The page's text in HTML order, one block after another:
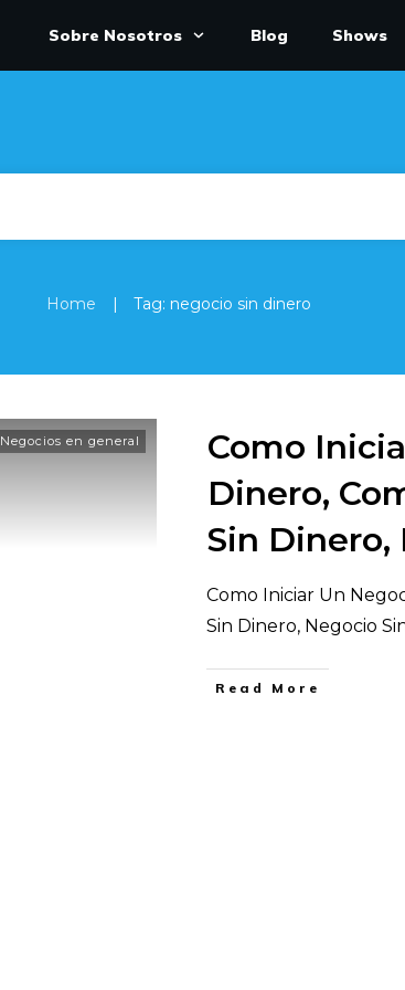
Sobre Nosotros Blog Shows
Home | Tag: negocio sin dinero
Negocios en general
Como
Dinero,
Sin Dinero,
Como Iniciar Un
Sin Dinero, Negocio
​Read More